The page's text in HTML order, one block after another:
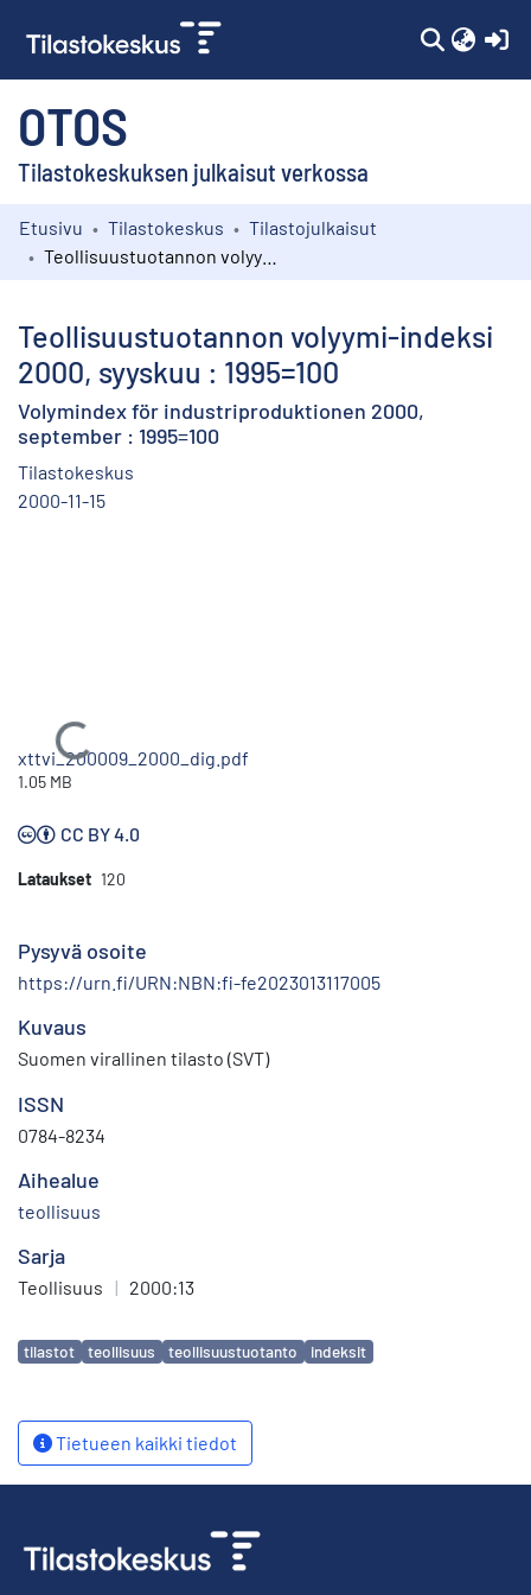
OTOS
Tilastokeskuksen julkaisut verkossa
Kokoelmat
Etusivu Tilastokeskus
Tilastojulkaisut
Teollisuustuotannon volyymi-indeksi
2000, syyskuu : 1995=100
Volymindex för industriproduktionen 2000,
september : 1995=100
Tilastokeskus
2000-11-15
Ladataan...
xttvi_200009_2000_dig.pdf
1.05 MB
CC BY 4.0
Lataukset 120
Pysyvä osoite
https://urn.fi/URN:NBN:fi-fe2023013117005
Kuvaus
Suomen virallinen tilasto (SVT)
ISSN
0784-8234
Aihealue
teollisuus
Sarja
Teollisuus | 2000:13
Avainsanat
tilastot teollisuus teollisuustuotanto indeksit
Tietueen kaikki tiedot